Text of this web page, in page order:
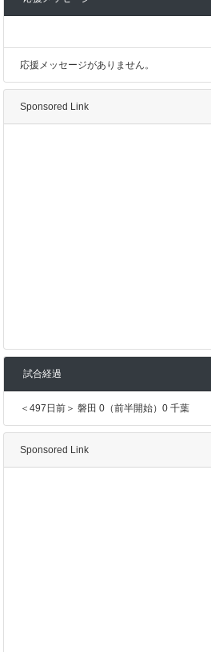
応援メッセージがありません。
Sponsored Link
試合経過
＜497日前＞ 磐田 0（前半開始）0 千葉
Sponsored Link